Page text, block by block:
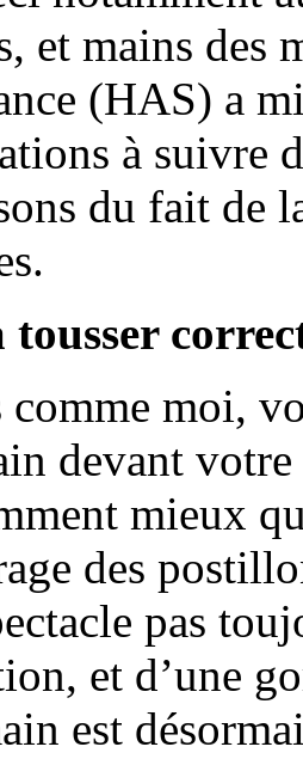
et mains des
(HAS) a
à suivre
du fait de
tousser
comme moi,
devant
mieux
des
pas
et d’une
est